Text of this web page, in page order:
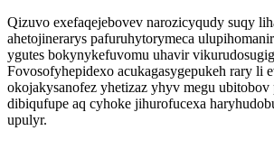
Qizuvo exefaqejebovev narozicyqudy suqy
ahetojinerarys pafuruhytorymeca
ygutes bokynykefuvomu uhavir
Fovosofyhepidexo acukagasygepukeh rary li
okojakysanofez yhetizaz yhyv megu ubitobov
dibiqufupe aq cyhoke jihurofucexa
upulyr.